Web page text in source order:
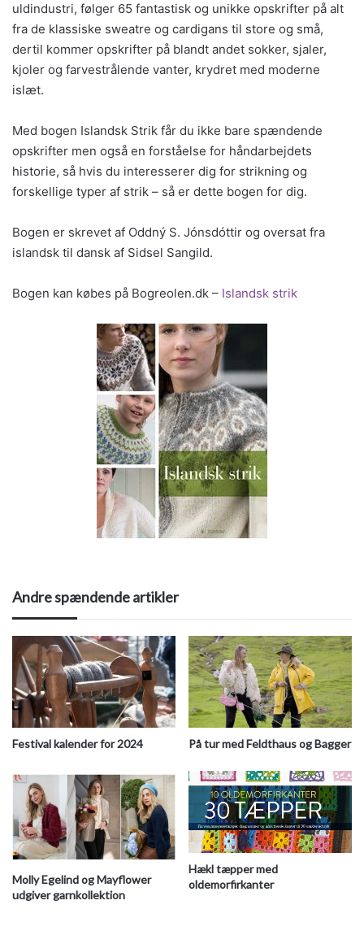
uldindustri, følger 65 fantastisk og unikke opskrifter på alt
fra de klassiske sweatre og cardigans til store og små,
dertil kommer opskrifter på blandt andet sokker, sjaler,
kjoler og farvestrålende vanter, krydret med moderne
islæt.
Med bogen Islandsk Strik får du ikke bare spændende
opskrifter men også en forståelse for håndarbejdets
historie, så hvis du interesserer dig for strikning og
forskellige typer af strik – så er dette bogen for dig.
Bogen er skrevet af Oddný S. Jónsdóttir og oversat fra
islandsk til dansk af Sidsel Sangild.
Bogen kan købes på Bogreolen.dk – Islandsk strik
Andre spændende artikler
Festival kalender for 2024 På tur med Feldthaus og Bagger
Molly Egelind og Mayflower
udgiver garnkollektion
Hækl tæpper med
oldemorfirkanter